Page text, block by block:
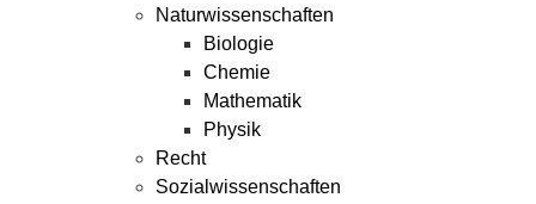
Naturwissenschaften
Biologie
Chemie
Mathematik
Physik
Recht
Sozialwissenschaften